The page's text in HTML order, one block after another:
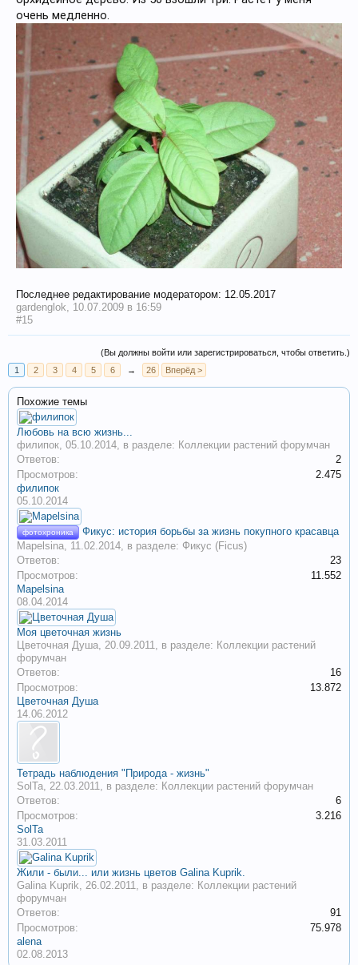
очень медленно.
Последнее редактирование модератором: 12.05.2017
gardenglok, 10.07.2009 в 16:59
#15
(Вы должны войти или зарегистрироваться, чтобы ответить.)
1
2 3 4 5 6 → 26 Вперёд >
Похожие темы
Любовь на всю жизнь...
филипок, 05.10.2014, в разделе: Коллекции растений форумчан
Ответов:
2
Просмотров:
2.475
филипок
05.10.2014
фотохроника
Фикус: история борьбы за жизнь покупного красавца
Mapelsina, 11.02.2014, в разделе: Фикус (Ficus)
Ответов:
23
Просмотров:
11.552
Mapelsina
08.04.2014
Моя цветочная жизнь
Цветочная Душа, 20.09.2011, в разделе: Коллекции растений
форумчан
Ответов:
16
Просмотров:
13.872
Цветочная Душа
14.06.2012
Тетрадь наблюдения "Природа - жизнь"
SolTa, 22.03.2011, в разделе: Коллекции растений форумчан
Ответов:
6
Просмотров:
3.216
SolTa
31.03.2011
Жили - были... или жизнь цветов Galina Kuprik.
Galina Kuprik, 26.02.2011, в разделе: Коллекции растений
форумчан
Ответов:
91
Просмотров:
75.978
alenа
02.08.2013